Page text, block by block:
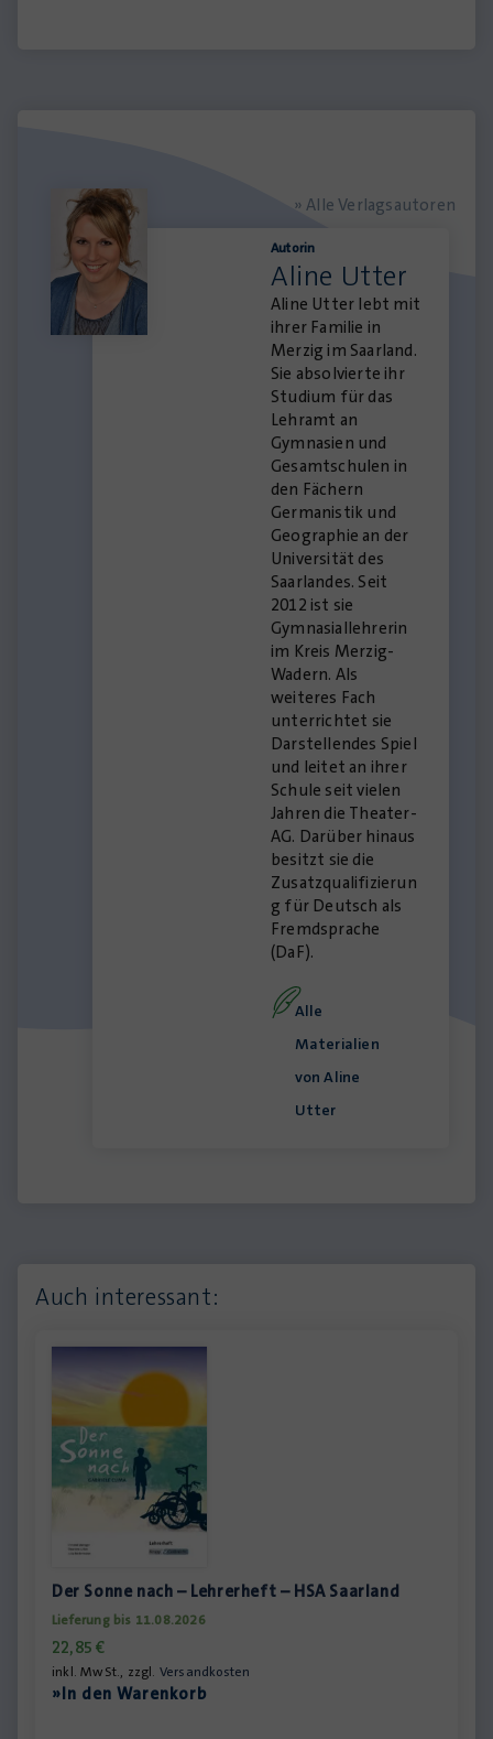
» Alle Verlagsautoren
Autorin
Aline Utter
Aline Utter lebt mit
ihrer Familie in
Merzig im Saarland.
Sie absolvierte ihr
Studium für das
Lehramt an
Gymnasien und
Gesamtschulen in
den Fächern
Germanistik und
Geographie an der
Universität des
Saarlandes. Seit
2012 ist sie
Gymnasiallehrerin
im Kreis Merzig-
Wadern. Als
weiteres Fach
unterrichtet sie
Darstellendes Spiel
und leitet an ihrer
Schule seit vielen
Jahren die Theater-
AG. Darüber hinaus
besitzt sie die
Zusatzqualifizierun
g für Deutsch als
Fremdsprache
(DaF).
Alle
Materialien
von Aline
Utter
Auch interessant:
Der Sonne nach – Lehrerheft – HSA Saarland
Lieferung bis 11.08.2026
22,85€
inkl. MwSt., zzgl. Versandkosten
»In den Warenkorb